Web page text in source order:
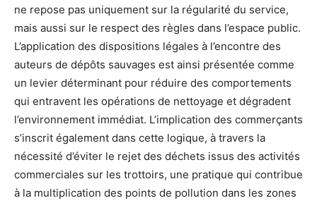
ne repose pas uniquement sur la régularité du service,
mais aussi sur le respect des règles dans l’espace public.
L’application des dispositions légales à l’encontre des
auteurs de dépôts sauvages est ainsi présentée comme
un levier déterminant pour réduire des comportements
qui entravent les opérations de nettoyage et dégradent
l’environnement immédiat. L’implication des commerçants
s’inscrit également dans cette logique, à travers la
nécessité d’éviter le rejet des déchets issus des activités
commerciales sur les trottoirs, une pratique qui contribue
à la multiplication des points de pollution dans les zones